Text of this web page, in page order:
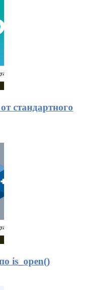
стандартного
is_open()